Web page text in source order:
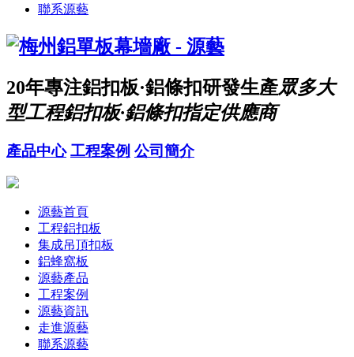
聯系源藝
20年專注鋁扣板·鋁條扣研發生產眾多大
型工程鋁扣板·鋁條扣指定供應商
產品中心 工程案例 公司簡介
源藝首頁
工程鋁扣板
集成吊頂扣板
鋁蜂窩板
源藝產品
工程案例
源藝資訊
走進源藝
聯系源藝